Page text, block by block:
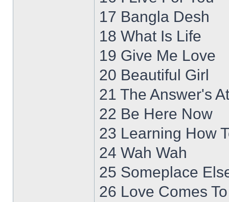
17 Bangla Desh
18 What Is Life
19 Give Me Love
20 Beautiful Girl
21 The Answer's
22 Be Here Now
23 Learning How
24 Wah Wah
25 Someplace
26 Love Comes